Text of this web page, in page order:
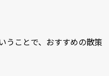
うことで、おすすめの散策